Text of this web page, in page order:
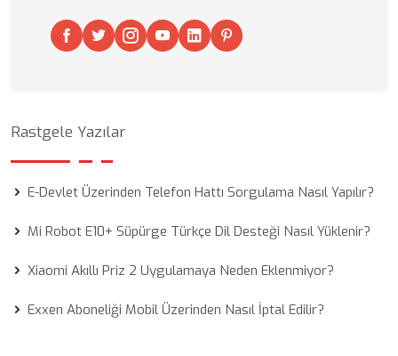
Rastgele Yazılar
E-Devlet Üzerinden Telefon Hattı Sorgulama Nasıl Yapılır?
Mi Robot E10+ Süpürge Türkçe Dil Desteği Nasıl Yüklenir?
Xiaomi Akıllı Priz 2 Uygulamaya Neden Eklenmiyor?
Exxen Aboneliği Mobil Üzerinden Nasıl İptal Edilir?